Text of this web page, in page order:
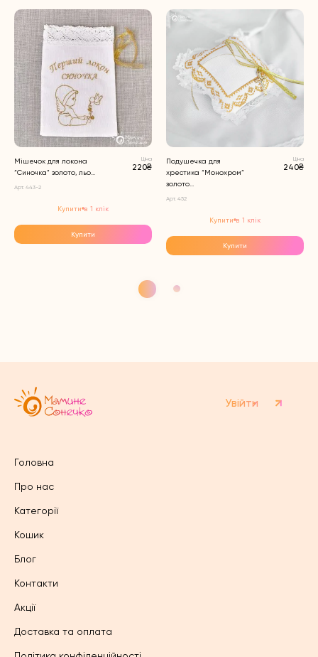
Мішечок для локона
“Синочка” золото, льо...
Арт. 443-2
Ціна
220₴
Купити в 1 клік
Купити
Подушечка для
хрестика “Монохром”
золото...
Арт. 452
Ціна
240₴
Купити в 1 клік
Купити
Увійти
Головна
Про нас
Категорії
Кошик
Блог
Контакти
Акції
Доставка та оплата